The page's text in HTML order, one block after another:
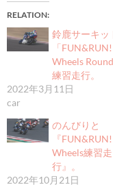
RELATION
鈴鹿サーキッ
「
Wheels
練習走行。
2022年3月11日
car
のんびりと
『
Wheels練習走
行』。
2022年10月21日